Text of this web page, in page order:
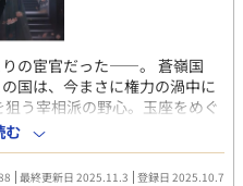
りの宦官だった――。 蒼嶺国
国は、今まさに権力の渦中に
う宰相派の野心。玉座をめぐ
狙っていた。 そんな宮廷に、
幼い頃に売られ、冷たい石造
ひっそりとその才覚を磨き続
む
最終更新日 2025.11.3 登録日 2025.10.7